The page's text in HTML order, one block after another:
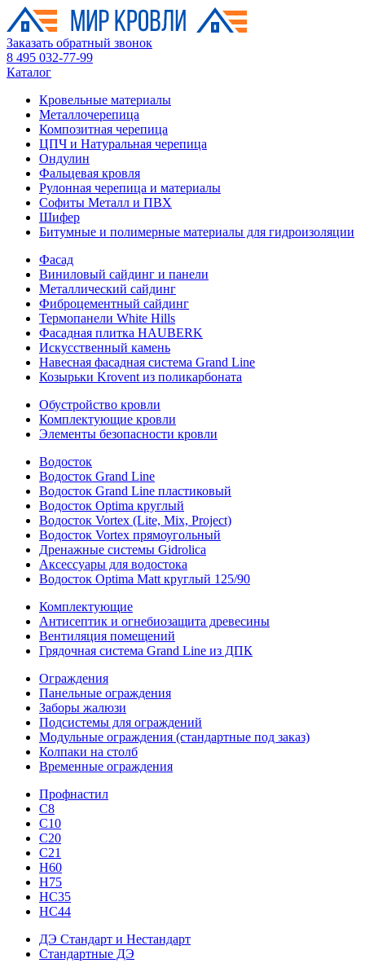
Заказать обратный звонок
8 495 032-77-99
Каталог
Кровельные материалы
Металлочерепица
Композитная черепица
ЦПЧ и Натуральная черепица
Ондулин
Фальцевая кровля
Рулонная черепица и материалы
Софиты Металл и ПВХ
Шифер
Битумные и полимерные материалы для гидроизоляции
Фасад
Виниловый сайдинг и панели
Металлический сайдинг
Фиброцементный сайдинг
Термопанели White Hills
Фасадная плитка HAUBERK
Искусственный камень
Навесная фасадная система Grand Line
Козырьки Krovent из поликарбоната
Обустройство кровли
Комплектующие кровли
Элементы безопасности кровли
Водосток
Водосток Grand Line
Водосток Grand Line пластиковый
Водосток Optima круглый
Водосток Vortex (Lite, Mix, Project)
Водосток Vortex прямоугольный
Дренажные системы Gidrolica
Аксессуары для водостока
Водосток Optima Matt круглый 125/90
Комплектующие
Антисептик и огнебиозащита древесины
Вентиляция помещений
Грядочная система Grand Line из ДПК
Ограждения
Панельные ограждения
Заборы жалюзи
Подсистемы для ограждений
Модульные ограждения (стандартные под заказ)
Колпаки на столб
Временные ограждения
Профнастил
С8
С10
С20
С21
H60
H75
HС35
НС44
ДЭ Стандарт и Нестандарт
Стандартные ДЭ